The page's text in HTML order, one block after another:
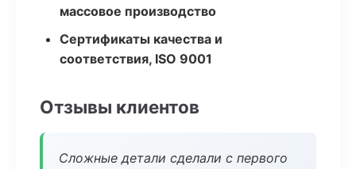
массовое производство
Сертификаты качества и
соответствия, ISO 9001
Отзывы клиентов
Сложные детали сделали с первого